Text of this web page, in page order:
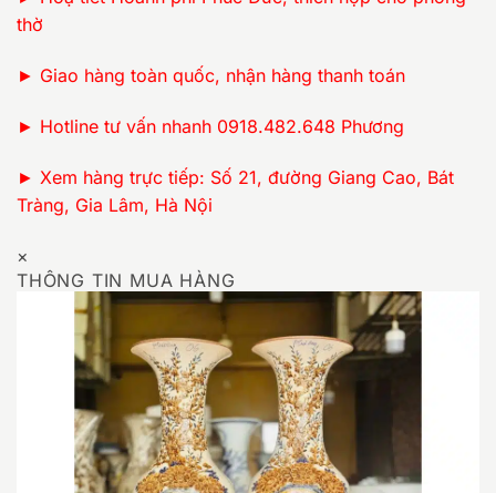
thờ
► Giao hàng toàn quốc, nhận hàng thanh toán
► Hotline tư vấn nhanh 0918.482.648 Phương
► Xem hàng trực tiếp: Số 21, đường Giang Cao, Bát
Tràng, Gia Lâm, Hà Nội
×
THÔNG TIN MUA HÀNG